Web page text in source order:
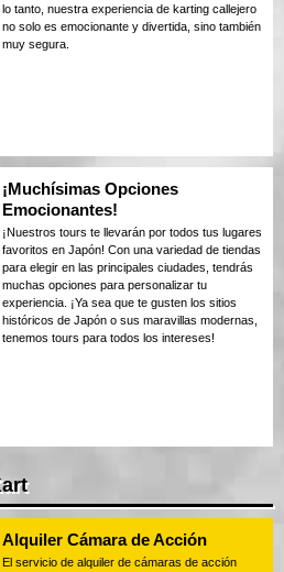
lo tanto, nuestra experiencia de karting callejero
no solo es emocionante y divertida, sino también
muy segura.
¡Muchísimas Opciones
Emocionantes!
¡Nuestros tours te llevarán por todos tus lugares
favoritos en Japón! Con una variedad de tiendas
para elegir en las principales ciudades, tendrás
muchas opciones para personalizar tu
experiencia. ¡Ya sea que te gusten los sitios
históricos de Japón o sus maravillas modernas,
tenemos tours para todos los intereses!
Alquiler Cámara de Acción
El servicio de alquiler de cámaras de acción